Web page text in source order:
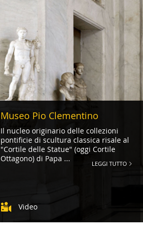
Museo Pio Clementino
Il nucleo originario delle collezioni
pontificie di scultura classica risale al
"Cortile delle Statue" (oggi Cortile
Ottagono) di Papa ...
LEGGI TUTTO
Video